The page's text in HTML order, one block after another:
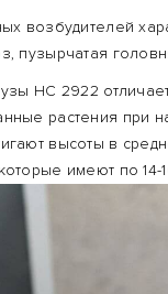
возбудителей
пузырчатая
НС 2922
растения при
высоты в
имеют по 14-